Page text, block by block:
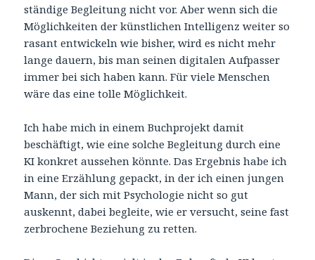
ständige Begleitung nicht vor. Aber wenn sich die
Möglichkeiten der künstlichen Intelligenz weiter so
rasant entwickeln wie bisher, wird es nicht mehr
lange dauern, bis man seinen digitalen Aufpasser
immer bei sich haben kann. Für viele Menschen
wäre das eine tolle Möglichkeit.
Ich habe mich in einem Buchprojekt damit
beschäftigt, wie eine solche Begleitung durch eine
KI konkret aussehen könnte. Das Ergebnis habe ich
in eine Erzählung gepackt, in der ich einen jungen
Mann, der sich mit Psychologie nicht so gut
auskennt, dabei begleite, wie er versucht, seine fast
zerbrochene Beziehung zu retten.